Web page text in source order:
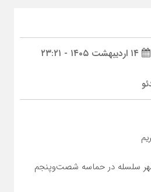
سلسله در حماسه شصت‌وپنجم